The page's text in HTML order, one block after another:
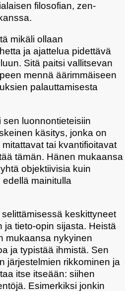
filosofian, zen-
mikäli ollaan
ja ajattelua pidettävä
Sitä paitsi vallitsevan
mennä äärimmäiseen
palauttamisesta
luonnontieteisiin
käsitys, jonka on
tai kvantifioitavat
tämän. Hänen mukaansa
objektiivisia kuin
mainitulla
keskittyneet
tieto-opin sijasta. Heistä
mukaansa nykyinen
ja typistää ihmistä. Sen
järjestelmien rikkominen ja
itse itseään: siihen
Esimerkiksi jonkin